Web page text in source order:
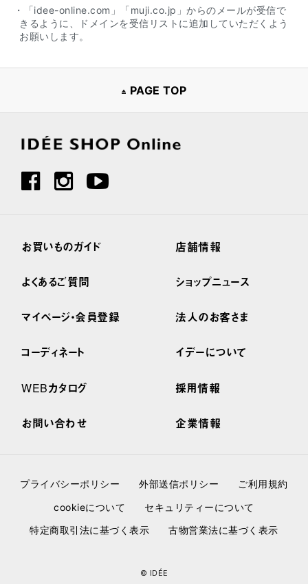
・「idee-online.com」「muji.co.jp」からのメールが受信で
きるように、ドメインを受信リストに追加していただくよう
お願いします。
PAGE TOP
お買いものガイド
よくあるご質問
マイページ・会員登録
コーディネート
WEBカタログ
お問い合わせ
店舗情報
ショップニュース
法人のお客さま
イデーについて
採用情報
企業情報
プライバシーポリシー 外部送信ポリシー
ご利用規約
cookieについて
セキュリティーについて
特定商取引法に基づく表示
古物営業法に基づく表示
© IDÉE